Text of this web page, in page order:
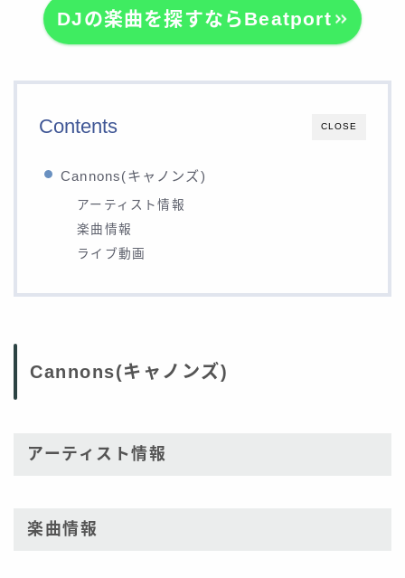
DJの楽曲を探すならBeatport
CLOSE
Contents
Cannons(キャノンズ)
アーティスト情報
楽曲情報
ライブ動画
Cannons(キャノンズ)
アーティスト情報
楽曲情報